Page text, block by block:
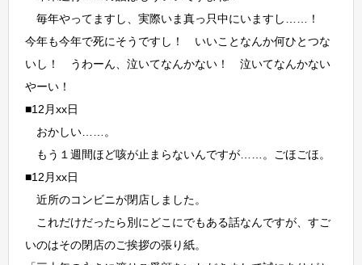
毎年やってますし、実際いま真っ只中にいますし……！
今年も今年で死にそうですし！ いいことなんか何ひとつな
いし！ うわーん、泣いてなんかない！ 泣いてなんかない
やーい！
■12月xx日
おかしい……。
もう１週間ほど咳が止まらないんですが……。ごほごほ。
■12月xx日
近所のコンビニが閉店しました。
これだけだったら別にどこにでもある話なんですが、すご
いのはその閉店のご挨拶の張り紙。